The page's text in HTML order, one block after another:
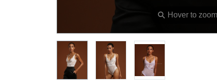
⚲ Hover to zoom